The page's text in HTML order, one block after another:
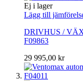
Ej i lager
Lägg till
DRIVHUS /
F09863
29 995,00 kr